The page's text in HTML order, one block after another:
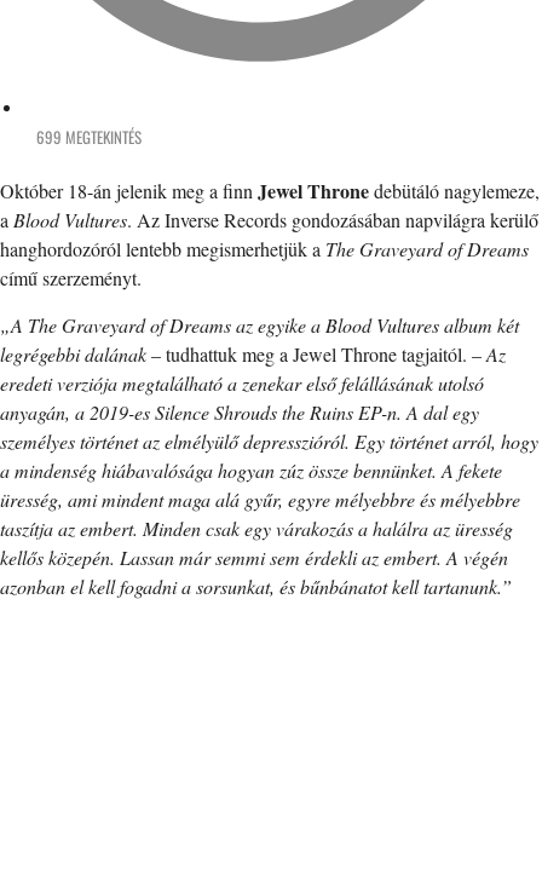
699 MEGTEKINTÉS
Október 18-án jelenik meg a finn Jewel Thronedebütáló nagylemeze,
a Blood Vultures. Az Inverse Records gondozásában napvilágra kerülő
hanghordozóról lentebb megismerhetjük a The Graveyard of Dreams
című szerzeményt.
„A The Graveyard of Dreams az egyike a Blood Vultures album két
legrégebbi dalának– tudhattuk meg a Jewel Throne tagjaitól. –Az
eredeti verziója megtalálható a zenekar első felállásának utolsó
anyagán, a 2019-es Silence Shrouds the Ruins EP-n. A dal egy
személyes történet az elmélyülő depresszióról. Egy történet arról, hogy
a mindenség hiábavalósága hogyan zúz össze bennünket. A fekete
üresség, ami mindent maga alá gyűr, egyre mélyebbre és mélyebbre
taszítja az embert. Minden csak egy várakozás a halálra az üresség
kellős közepén. Lassan már semmi sem érdekli az embert. A végén
azonban el kell fogadni a sorsunkat, és bűnbánatot kell tartanunk.”